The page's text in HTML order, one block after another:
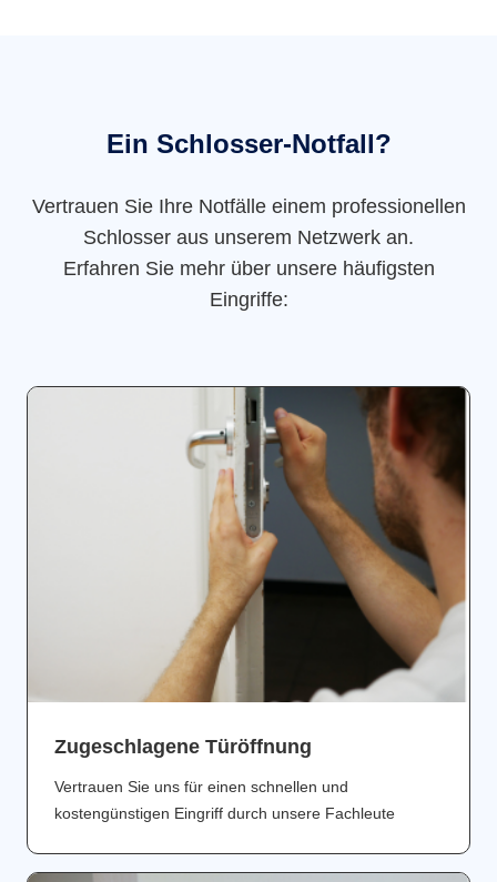
Ein Schlosser-Notfall?
Vertrauen Sie Ihre Notfälle einem professionellen
Schlosser aus unserem Netzwerk an.
Erfahren Sie mehr über unsere häufigsten
Eingriffe:
Zugeschlagene Türöffnung
Vertrauen Sie uns für einen schnellen und
kostengünstigen Eingriff durch unsere Fachleute